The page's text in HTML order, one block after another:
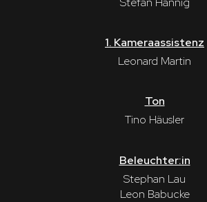
1. Kameraassistenz
Leonard Martin
Ton
Tino Häusler
Beleuchter:in
Stephan Lau
Leon Babucke